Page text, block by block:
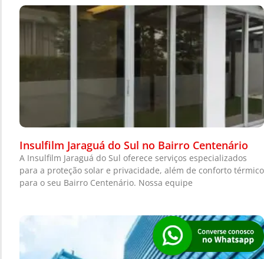
Insulfilm Jaraguá do Sul no Bairro Centenário
A Insulfilm Jaraguá do Sul oferece serviços especializados
para a proteção solar e privacidade, além de conforto térmico
para o seu Bairro Centenário. Nossa equipe